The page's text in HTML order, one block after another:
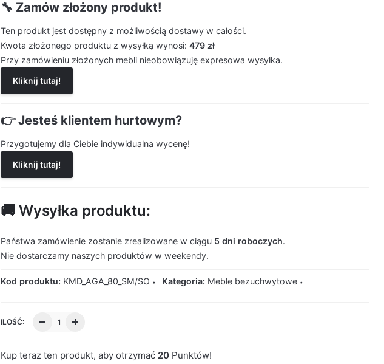
🔧 Zamów złożony produkt!
Ten produkt jest dostępny z możliwością dostawy w całości.
Kwota złożonego produktu z wysyłką wynosi: 479 zł
Przy zamówieniu złożonych mebli nieobowiązuję expresowa wysyłka.
Kliknij tutaj!
👉 Jesteś klientem hurtowym?
Przygotujemy dla Ciebie indywidualna wycenę!
Kliknij tutaj!
🚚 Wysyłka produktu:
Państwa zamówienie zostanie zrealizowane w ciągu 5 dni roboczych.
Nie dostarczamy naszych produktów w weekendy.
Kod produktu: KMD_AGA_80_SM/SO Kategoria: Meble bezuchwytowe
ILOŚĆ:
Kup teraz ten produkt, aby otrzymać 20 Punktów!